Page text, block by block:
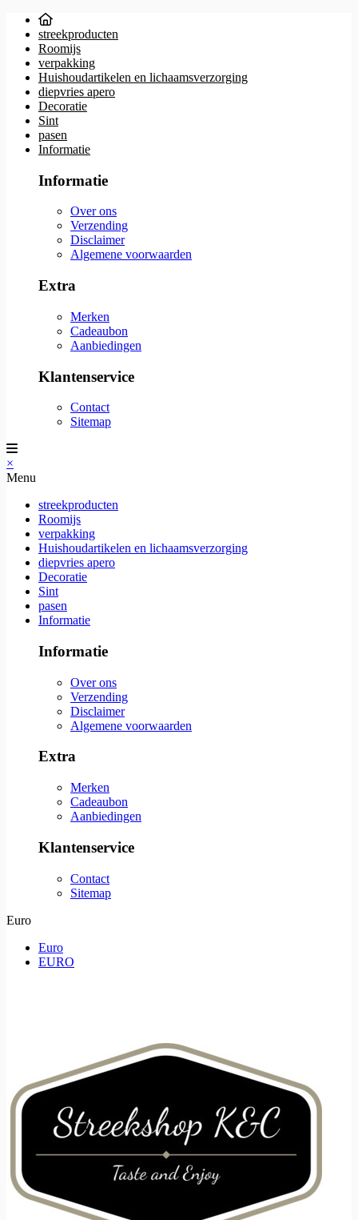
streekproducten
Roomijs
verpakking
Huishoudartikelen en lichaamsverzorging
diepvries apero
Decoratie
Sint
pasen
Informatie
Informatie
Over ons
Verzending
Disclaimer
Algemene voorwaarden
Extra
Merken
Cadeaubon
Aanbiedingen
Klantenservice
Contact
Sitemap
×
Menu
streekproducten
Roomijs
verpakking
Huishoudartikelen en lichaamsverzorging
diepvries apero
Decoratie
Sint
pasen
Informatie
Informatie
Over ons
Verzending
Disclaimer
Algemene voorwaarden
Extra
Merken
Cadeaubon
Aanbiedingen
Klantenservice
Contact
Sitemap
Euro
Euro
EURO